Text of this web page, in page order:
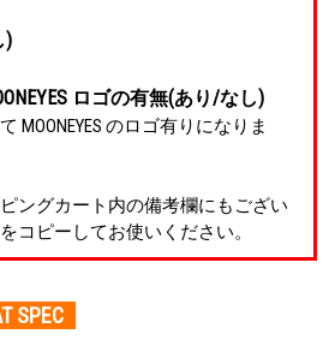
)
ロゴの有無(あり/なし)
MOONEYES のロゴ有りになりま
ングカート内の備考欄にもござい
コピーしてお使いください。
SPEC